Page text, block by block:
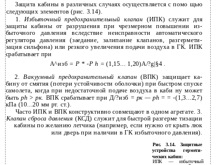
Защита кабины в различных случаях осуществляется с помо­ щью
следующих элементов (рис. 3.14).
1. Избыточный предохранительный клапан (ИПК) служит для
защиты кабины от разрушения при чрезмерном повышении из­
быточного давления вследствие неисправности автоматического
регулятора давления (заедание, залипание клапанов, разгермети­
зация сильфона) или резкого увеличения подачи воздуха в ГК. ИПК
срабатывает при
А^изб = P * -P h =(1,15... 1,20)A/?g|§4 .
2. Вакуумный предохранительный клапан(ВПК) защищает ка­
бину от смятия (потери устойчивости оболочки) при быстром спуске
самолета, когда при недостаточной подаче воздуха в каби­ ну может
быть ph > рк. ВПК срабатывает при Д/?изб = рк — ph= =-(1,3...2,7)
кПа (10...20 мм рт. ст.).
Часто ИПК и ВПК конструктивно совмещают в одном агрегате. 3.
Клапан сброса давления (КСД) служит для быстрой разгерме­ тизации
кабины по желанию летчика (например, если нужно от­ крыть люк
или дверь при наличии в ГК избыточного давления).
Рис. 3.14. Защитные
устройства гермети­
ческих кабин:
ИПК — избыточный